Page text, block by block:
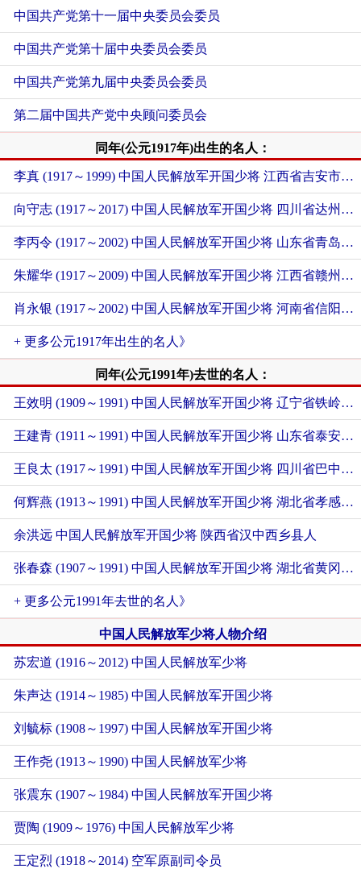
中国共产党第十一届中央委员会委员
中国共产党第十届中央委员会委员
中国共产党第九届中央委员会委员
第二届中国共产党中央顾问委员会
同年(公元1917年)出生的名人：
李真 (1917～1999) 中国人民解放军开国少将 江西省吉安市永新县人
向守志 (1917～2017) 中国人民解放军开国少将 四川省达州市宣汉县人
李丙令 (1917～2002) 中国人民解放军开国少将 山东省青岛市平度市人
朱耀华 (1917～2009) 中国人民解放军开国少将 江西省赣州市瑞金市人
肖永银 (1917～2002) 中国人民解放军开国少将 河南省信阳市新县人
+ 更多公元1917年出生的名人》
同年(公元1991年)去世的名人：
王效明 (1909～1991) 中国人民解放军开国少将 辽宁省铁岭昌图人
王建青 (1911～1991) 中国人民解放军开国少将 山东省泰安市新泰市人
王良太 (1917～1991) 中国人民解放军开国少将 四川省巴中市恩阳区人
何辉燕 (1913～1991) 中国人民解放军开国少将 湖北省孝感市大悟县人
余洪远 中国人民解放军开国少将 陕西省汉中西乡县人
张春森 (1907～1991) 中国人民解放军开国少将 湖北省黄冈市武穴市人
+ 更多公元1991年去世的名人》
中国人民解放军少将人物介绍
苏宏道 (1916～2012) 中国人民解放军少将
朱声达 (1914～1985) 中国人民解放军开国少将
刘毓标 (1908～1997) 中国人民解放军开国少将
王作尧 (1913～1990) 中国人民解放军少将
张震东 (1907～1984) 中国人民解放军开国少将
贾陶 (1909～1976) 中国人民解放军少将
王定烈 (1918～2014) 空军原副司令员